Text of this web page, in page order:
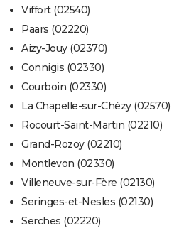
Viffort (02540)
Paars (02220)
Aizy-Jouy (02370)
Connigis (02330)
Courboin (02330)
La Chapelle-sur-Chézy (02570)
Rocourt-Saint-Martin (02210)
Grand-Rozoy (02210)
Montlevon (02330)
Villeneuve-sur-Fère (02130)
Seringes-et-Nesles (02130)
Serches (02220)